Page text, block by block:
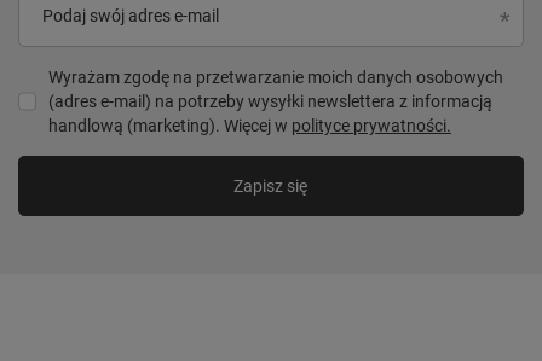
Podaj swój adres e-mail
Wyrażam zgodę na przetwarzanie moich danych osobowych
(adres e-mail) na potrzeby wysyłki newslettera z informacją
handlową (marketing). Więcej w polityce prywatności.
Zapisz się